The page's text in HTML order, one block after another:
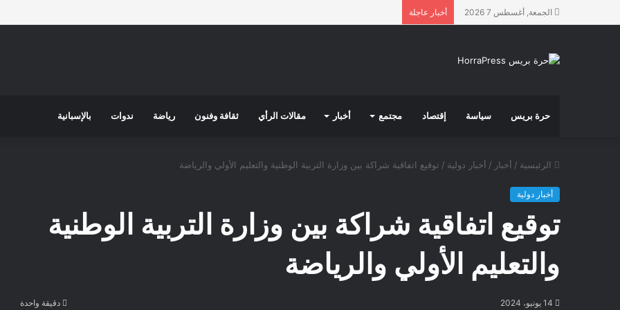
الجمعة, أغسطس 7 2026 أخبار عاجلة
حرة بريس سياسة إقتصاد مجتمع أخبار مقالات الرأي ثقافة وفنون رياضة ندوات بالإسبانية
الرئيسية / أخبار / أخبار دولية / توقيع اتفاقية شراكة بين وزارة التربية الوطنية والتعليم الأولي والرياضة
أخبار دولية
توقيع اتفاقية شراكة بين وزارة التربية الوطنية
والتعليم الأولي والرياضة
14 يونيو، 2024 دقيقة واحدة